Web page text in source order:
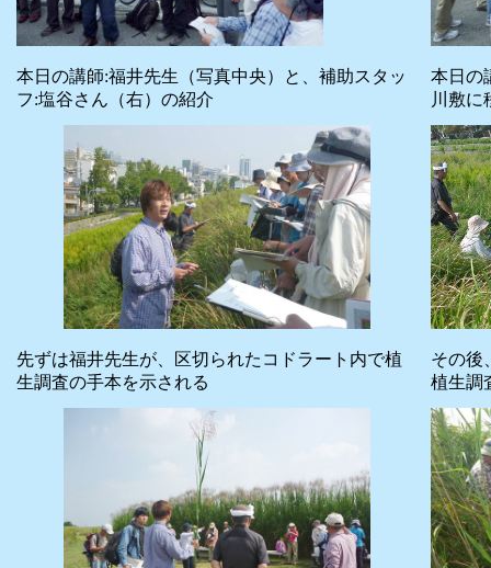
本日の講師:福井先生（写真中央）と、補助スタッ
フ:塩谷さん（右）の紹介
本日の
川敷に
先ずは福井先生が、区切られたコドラート内で植
生調査の手本を示される
その後
植生調